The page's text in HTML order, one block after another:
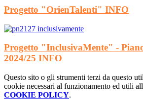
Progetto "OrienTalenti" INFO
Progetto "InclusivaMente" -
2024/25 INFO
Questo sito o gli strumenti terzi da questo
cookie necessari al funzionamento ed utili
COOKIE POLICY.